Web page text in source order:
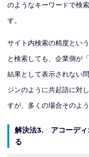
のようなキーワードで検
す。
サイト内検索の精度とい
と検索しても、企業側が
結果として表示されない
ジンのように共起語に対
すが、多くの場合そのよ
解決法3. アコーディ
る